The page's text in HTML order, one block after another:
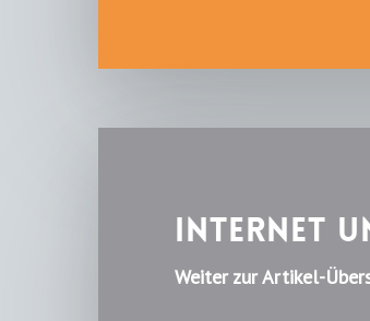
Internet
Weiter zur Artikel-